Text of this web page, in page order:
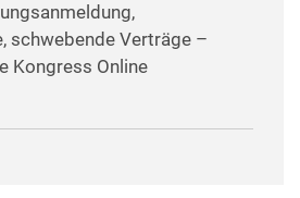
schwebende Verträge –
Kongress Online